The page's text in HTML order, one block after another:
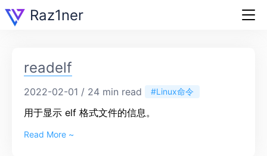
Raz1ner
readelf
2022-02-01 / 24 min read #Linux命令
用于显示 elf 格式文件的信息。
Read More ~